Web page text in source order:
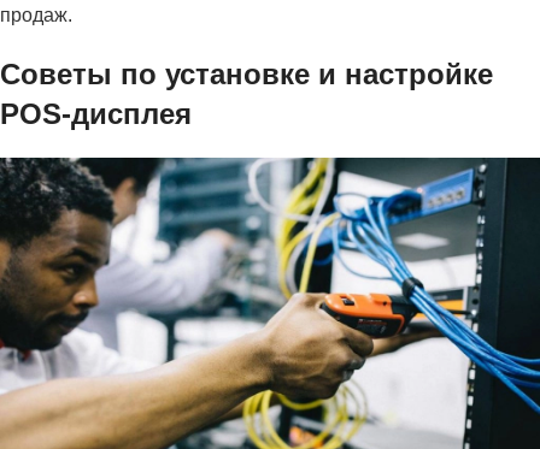
продаж.
Советы по установке и настройке
POS-дисплея